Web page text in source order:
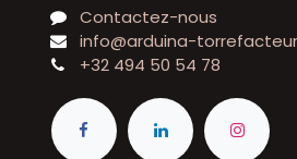
Contactez-nous
info@arduina-
+32 494 50 54 78